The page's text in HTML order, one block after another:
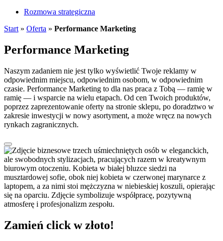
Rozmowa strategiczna
Start » Oferta » Performance Marketing
Performance Marketing
Naszym zadaniem nie jest tylko wyświetlić Twoje reklamy w
odpowiednim miejscu, odpowiednim osobom, w odpowiednim
czasie. Performance Marketing to dla nas praca z Tobą — ramię w
ramię — i wsparcie na wielu etapach. Od cen Twoich produktów,
poprzez zaprezentowanie oferty na stronie sklepu, po doradztwo w
zakresie inwestycji w nowy asortyment, a może wręcz na nowych
rynkach zagranicznych.
Zamień click w złoto!